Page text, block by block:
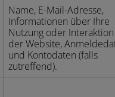
Name, E-Mail-Adresse,
Informationen über Ihre
Nutzung oder
der Website,
und Kontodaten (falls
zutreffend).